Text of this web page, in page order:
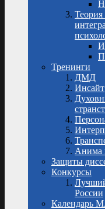
Теория
Тренинги
ДМД
Инсайт
Анима
Защиты
Конкурсы
Лучший
России
Календарь